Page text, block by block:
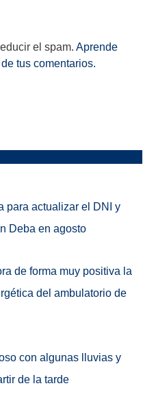
el spam. Aprende
tus comentarios.
para actualizar el DNI y
Deba en agosto
de forma muy positiva la
del ambulatorio de
con algunas lluvias y
de la tarde